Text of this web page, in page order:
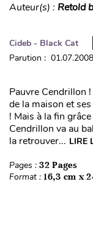
Auteur(s) : Retold
Cideb - Black Cat
Parution : 01.07.2008
Pauvre Cendrillon
de la maison et
! Mais à la fin
Cendrillon va au
la retrouver... LIRE
Pages : 32 Pages
Format : 16,3 cm x